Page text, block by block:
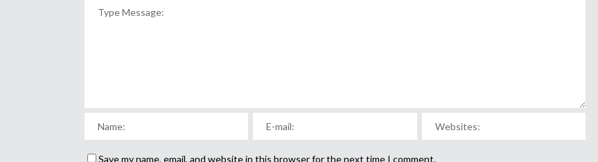
Save my name, email, and website in this browser for the next time I comment.